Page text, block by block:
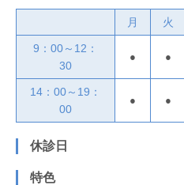
月 火
9：00～12：
30
● ●
14：00～19：
00
● ●
休診日
特色